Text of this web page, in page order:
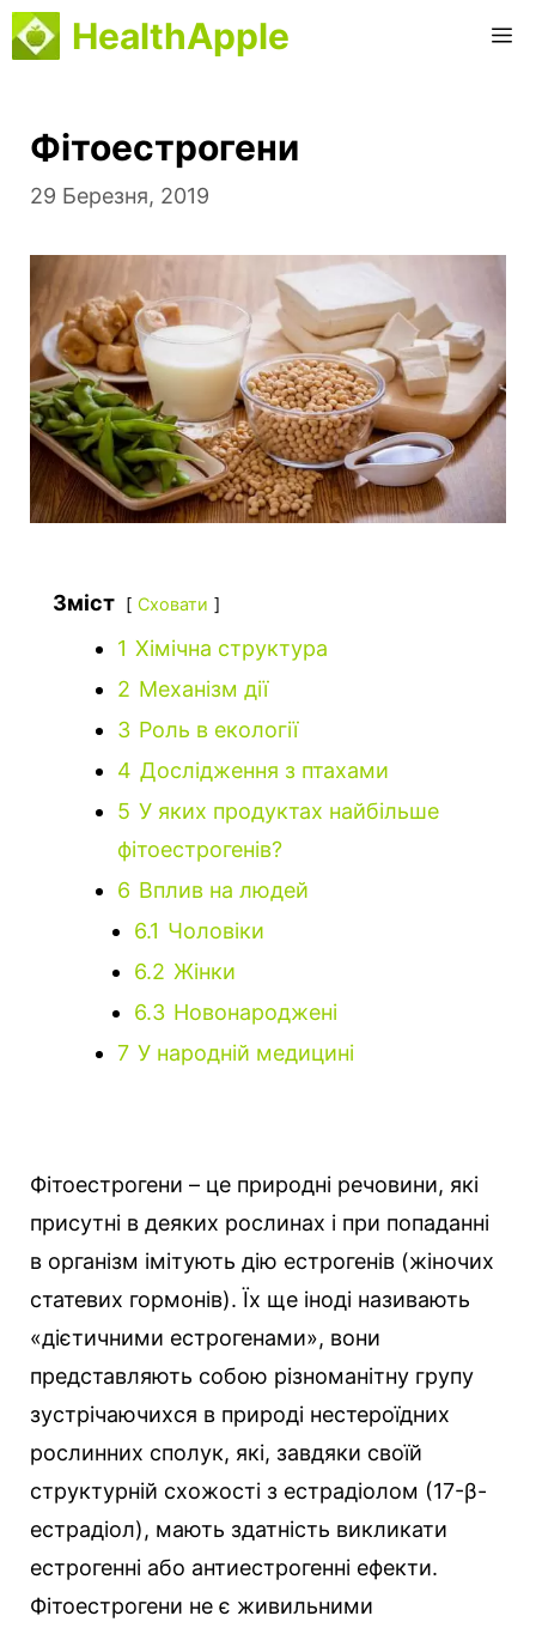
Перейти
до
HealthApple
Фітоестрогени
29 Березня, 2019
Зміст Сховати
1 Хімічна структура
2 Механізм дії
3 Роль в екології
4 Дослідження з птахами
5 У яких продуктах найбільше
фітоестрогенів?
6 Вплив на людей
6.1 Чоловіки
6.2 Жінки
6.3 Новонароджені
7 У народній медицині
Фітоестрогени – це природні речовини, які
присутні в деяких рослинах і при попаданні
в організм імітують дію естрогенів (жіночих
статевих гормонів). Їх ще іноді називають
«дієтичними естрогенами», вони
представляють собою різноманітну групу
зустрічаючихся в природі нестероїдних
рослинних сполук, які, завдяки своїй
структурній схожості з естрадіолом (17-β-
естрадіол), мають здатність викликати
естрогенні або антиестрогенні ефекти.
Фітоестрогени не є живильними